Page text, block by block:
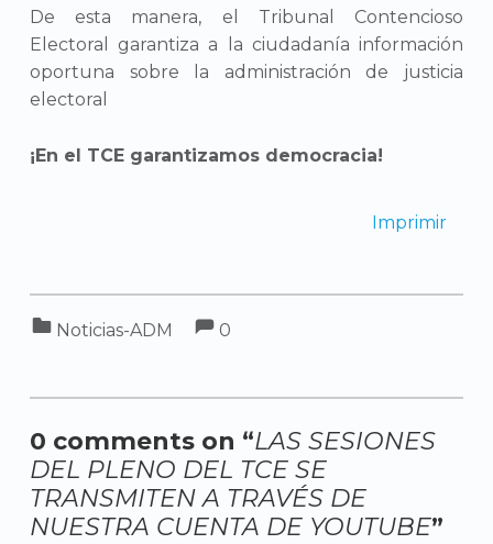
De esta manera, el Tribunal Contencioso
Electoral garantiza a la ciudadanía información
oportuna sobre la administración de justicia
electoral
¡En el TCE garantizamos democracia!
Imprimir
Noticias-ADM Comments:
0
0 comments on “LAS SESIONES
DEL PLENO DEL TCE SE
TRANSMITEN A TRAVÉS DE
NUESTRA CUENTA DE YOUTUBE”